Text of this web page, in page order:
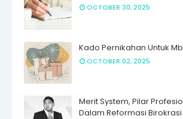
OCTOBER 30, 2025
Kado Pernikahan Untuk
OCTOBER 02, 2025
Merit System, Pilar
Dalam Reformasi Birokrasi